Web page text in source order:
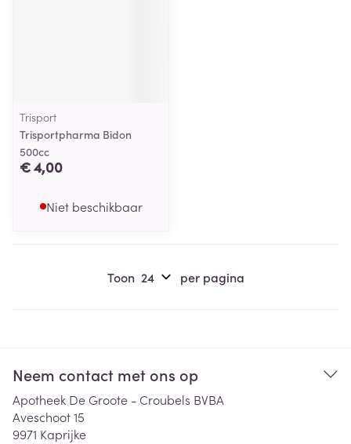
Trisport
Trisportpharma Bidon
500cc
€ 4,00
Niet beschikbaar
Toon per pagina
Neem contact met ons op
Apotheek De Groote - Croubels BVBA
Aveschoot 15
9971 Kaprijke